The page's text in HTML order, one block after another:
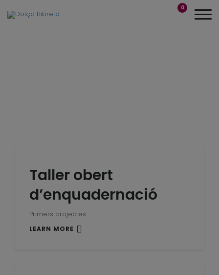
0
Taller obert
d’enquadernació
Primers projectes
LEARN MORE